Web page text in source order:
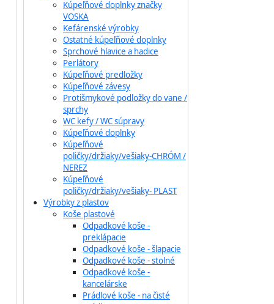
Kúpeľňové doplnky značky
VOSKA
Kefárenské výrobky
Ostatné kúpeľňové doplnky
Sprchové hlavice a hadice
Perlátory
Kúpeľňové predložky
Kúpeľňové závesy
Protišmykové podložky do vane /
sprchy
WC kefy / WC súpravy
Kúpeľňové doplnky
Kúpeľňové
poličky/držiaky/vešiaky-CHRÓM /
NEREZ
Kúpeľňové
poličky/držiaky/vešiaky- PLAST
Výrobky z plastov
Koše plastové
Odpadkové koše -
preklápacie
Odpadkové koše - šlapacie
Odpadkové koše - stolné
Odpadkové koše -
kancelárske
Prádlové koše - na čisté